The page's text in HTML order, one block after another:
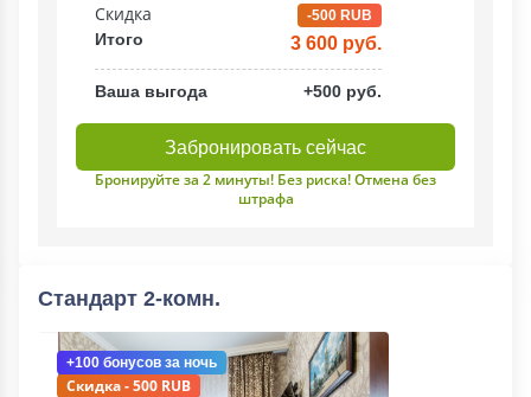
Скидка -500 RUB
Итого 3 600 руб.
Ваша выгода +500 руб.
Забронировать сейчас
Бронируйте за 2 минуты! Без риска! Отмена без
штрафа
Стандарт 2-комн.
+100 бонусов за ночь
Скидка - 500 RUB